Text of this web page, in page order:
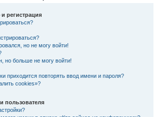
регистрация
но не могу войти!
но больше не могу войти!
приходится повторять ввод имени и пароля?
cookies»?
пользователя